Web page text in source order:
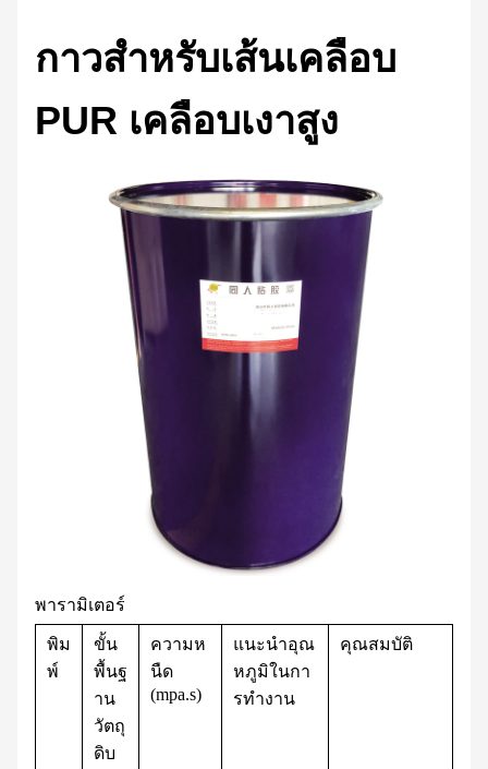
กาวสำหรับเส้นเคลือบ
PUR เคลือบเงาสูง
พารามิเตอร์
พิม
พ์
ขั้น
พื้นฐ
าน
วัตถุ
ดิบ
ความห
นืด
(mpa.s)
แนะนำอุณ
หภูมิในกา
รทำงาน
คุณสมบัติ